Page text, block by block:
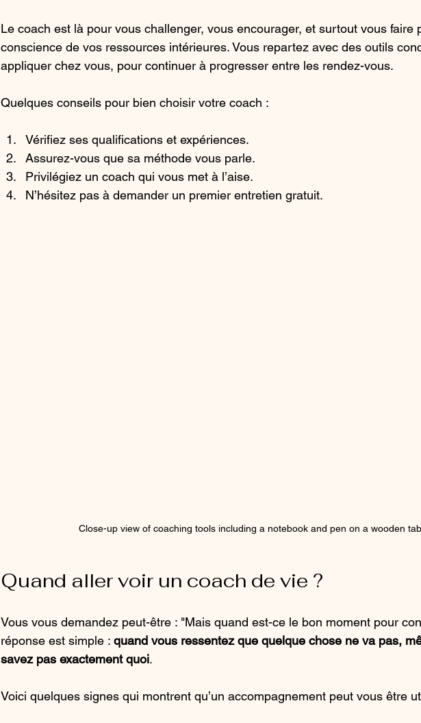
Le coach est là pour vous challenger, vous encourager, et surtout vous faire
conscience de vos ressources intérieures. Vous repartez avec des outils
appliquer chez vous, pour continuer à progresser entre les rendez-vous.
Quelques conseils pour bien choisir votre coach :
Vérifiez ses qualifications et expériences.
Assurez-vous que sa méthode vous parle.
Privilégiez un coach qui vous met à l’aise.
N’hésitez pas à demander un premier entretien gratuit.
Close-up view of coaching tools including a notebook and pen on a wooden
Quand aller voir un coach de vie ?
Vous vous demandez peut-être : "Mais quand est-ce le bon moment pour
réponse est simple : quand vous ressentez que quelque chose ne va pas,
savez pas exactement quoi.
Voici quelques signes qui montrent qu’un accompagnement peut vous être